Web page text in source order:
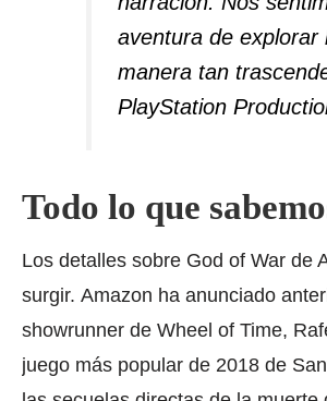
aventura de
manera tan
PlayStation
Todo lo que
Los detalles sobre God of War de
surgir. Amazon ha anunciado
showrunner de Wheel of Time,
juego más popular de 2018 de